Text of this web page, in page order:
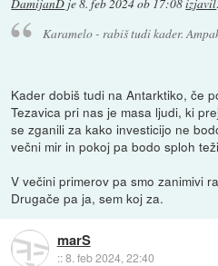
DamijanD je8. feb 2024 ob 17:08izjavil
Karamelo - rabiš tudi kader.
Kader dobiš tudi na Antarktiko, če
Tezavica pri nas je masa ljudi, ki
se zganili za kako investicijo ne
večni mir in pokoj pa bodo sploh
V večini primerov pa smo zanimivi
Drugače pa ja, sem koj za.
marS
::8. feb 2024, 22:40